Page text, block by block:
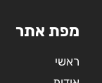
מפת אתר
ראשי